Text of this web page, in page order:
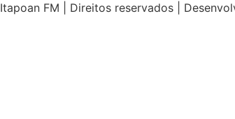
Itapoan FM | Direitos reservados |